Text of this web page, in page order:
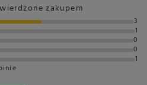
zakupem
3
1
0
0
1